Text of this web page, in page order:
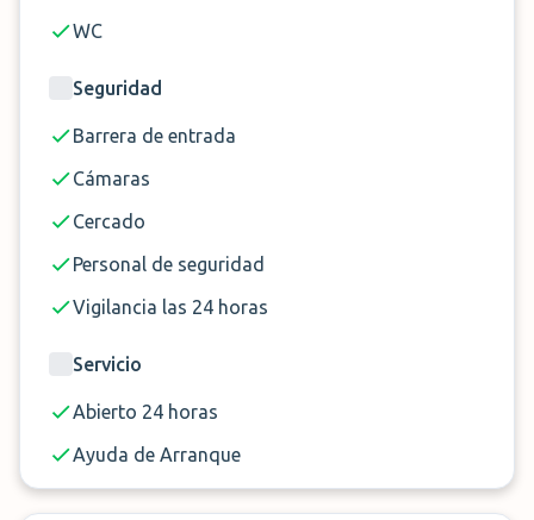
WC
Seguridad
Barrera de entrada
Cámaras
Cercado
Personal de seguridad
Vigilancia las 24 horas
Servicio
Abierto 24 horas
Ayuda de Arranque